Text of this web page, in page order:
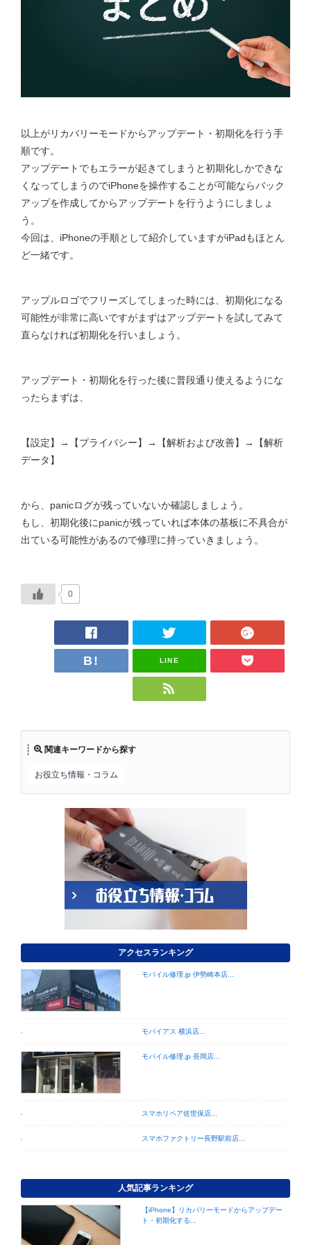
以上がリカバリーモードからアップデート・初期化を行う手
順です。
アップデートでもエラーが起きてしまうと初期化しかできな
くなってしまうのでiPhoneを操作することが可能ならバック
アップを作成してからアップデートを行うようにしましょ
う。
今回は、iPhoneの手順として紹介していますがiPadもほとん
ど一緒です。
アップルロゴでフリーズしてしまった時には、初期化になる
可能性が非常に高いですがまずはアップデートを試してみて
直らなければ初期化を行いましょう。
アップデート・初期化を行った後に普段通り使えるようにな
ったらまずは、
【設定】→【プライバシー】→【解析および改善】→【解析
データ】
から、panicログが残っていないか確認しましょう。
もし、初期化後にpanicが残っていれば本体の基板に不具合が
出ている可能性があるので修理に持っていきましょう。
0
LINE
関連キーワードから探す
お役立ち情報・コラム
アクセスランキング
モバイル修理.jp 伊勢崎本店...
モバイアス 横浜店...
モバイル修理.jp 長岡店...
スマホリペア佐世保店...
スマホファクトリー長野駅前店...
人気記事ランキング
【iPhone】リカバリーモードからアップデー
ト・初期化する...